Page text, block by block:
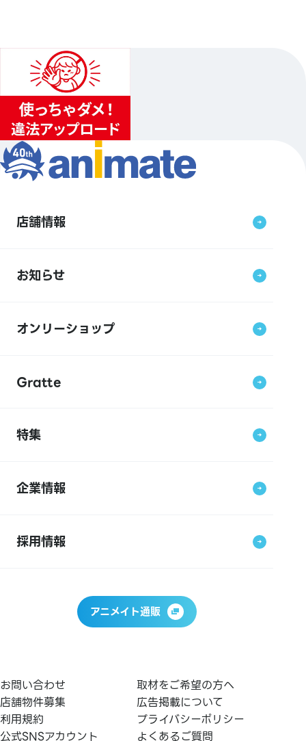
店舗情報
お知らせ
オンリーショップ
Gratte
特集
企業情報
採用情報
アニメイト通販
お問い合わせ
取材をご希望の方へ
店舗物件募集
広告掲載について
利用規約
プライバシーポリシー
公式SNSアカウント
よくあるご質問